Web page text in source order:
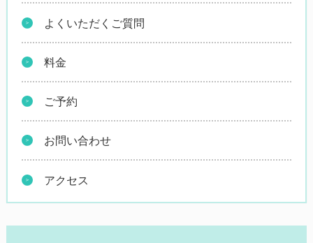
よくいただくご質問
料金
ご予約
お問い合わせ
アクセス